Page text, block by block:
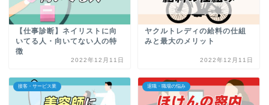
【仕事診断】ネイリストに向
いてる人・向いてない人の特
徴
2022年12月11日
ヤクルトレディの給料の仕組
みと最大のメリット
2022年12月11日
接客・サービス業 退職・職場の悩み